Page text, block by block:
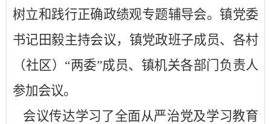
树立和践行正确政绩观专题辅导会。 镇党委
书记田毅主持会议， 镇党政班子成员、各村
（社区） “两委”成员、镇机关各部门负责人
参加会议。
会议传达学习了全面从严治党及学习教育